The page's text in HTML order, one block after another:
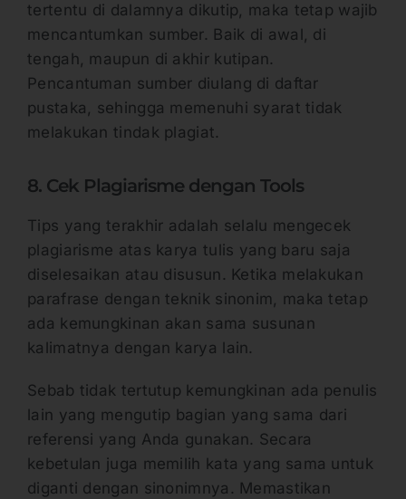
tertentu di dalamnya dikutip, maka tetap wajib
mencantumkan sumber. Baik di awal, di
tengah, maupun di akhir kutipan.
Pencantuman sumber diulang di daftar
pustaka, sehingga memenuhi syarat tidak
melakukan tindak plagiat.
8. Cek Plagiarisme dengan Tools
Tips yang terakhir adalah selalu mengecek
plagiarisme atas karya tulis yang baru saja
diselesaikan atau disusun. Ketika melakukan
parafrase dengan teknik sinonim, maka tetap
ada kemungkinan akan sama susunan
kalimatnya dengan karya lain.
Sebab tidak tertutup kemungkinan ada penulis
lain yang mengutip bagian yang sama dari
referensi yang Anda gunakan. Secara
kebetulan juga memilih kata yang sama untuk
diganti dengan sinonimnya. Memastikan